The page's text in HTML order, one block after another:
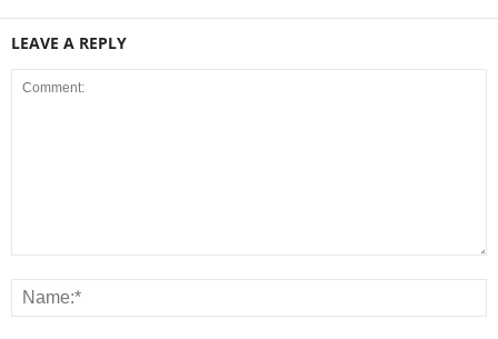
LEAVE A REPLY